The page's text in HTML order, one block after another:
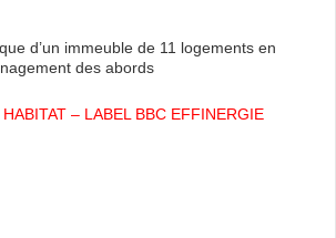
d’un immeuble de 11 logements en
des abords
– LABEL BBC EFFINERGIE